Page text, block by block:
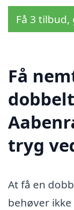
Få 3
Få
tryg
At få en
behøver